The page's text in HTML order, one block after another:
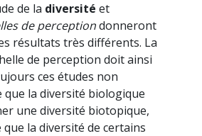
de la diversité et
de perceptiondonneront
résultats très différents. La
de perception doit ainsi
ces études non
que la diversité biologique
une diversité biotopique,
que la diversité de certains